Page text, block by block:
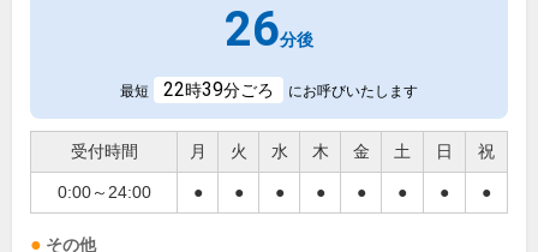
26分後
最短 22時39分ごろ にお呼びいたします
受付時間 月 火 水 木 金 土 日 祝
0:00～24:00 ● ● ● ● ● ● ● ●
その他